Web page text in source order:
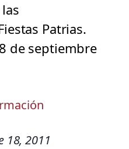
Patrias.
de septiembre
18, 2011